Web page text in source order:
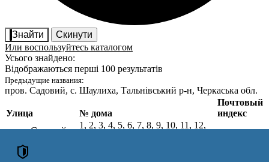
Знайти
Скинути
Или воспользуйтесь каталогом
Усього знайдено:
Відображаються перші 100 результатів
Предыдущие названия:
пров. Садовий, с. Шаулиха, Тальнівський р-н, Черкаська обл.
Улица № дома
Почтовый
индекс
пров. Садовий,
Звенигородський
1, 2, 3, 4, 5, 6, 7, 8, 9, 10, 11, 12,